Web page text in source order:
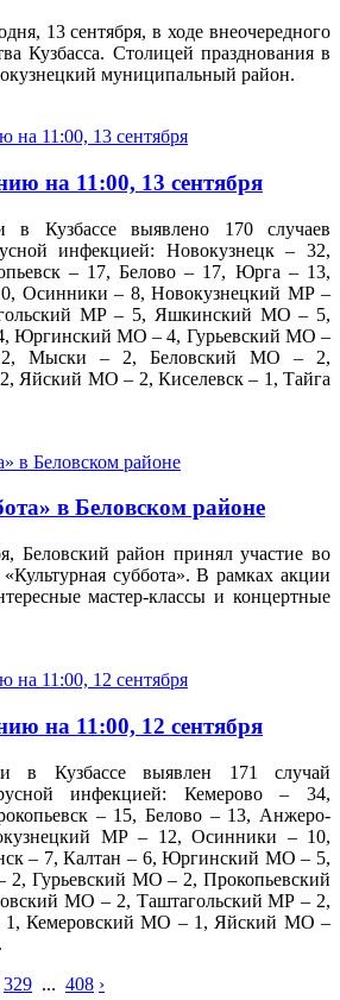
13 сентября, в ходе внеочередного
Кузбасса. Столицей празднования в
муниципальный район.
на 11:00, 13 сентября
в Кузбассе выявлено 170 случаев
инфекцией: Новокузнецк – 32,
– 17, Белово – 17, Юрга – 13,
Осинники – 8, Новокузнецкий МР –
МР – 5, Яшкинский МО – 5,
Юргинский МО – 4, Гурьевский МО –
2, Мыски – 2, Беловский МО – 2,
Яйский МО – 2, Киселевск – 1, Тайга
в Беловском районе
Беловский район принял участие во
суббота». В рамках акции
мастер-классы и концертные
на 11:00, 12 сентября
в Кузбассе выявлен 171 случай
инфекцией: Кемерово – 34,
– 15, Белово – 13, Анжеро-
МР – 12, Осинники – 10,
– 7, Калтан – 6, Юргинский МО – 5,
2, Гурьевский МО – 2, Прокопьевский
МО – 2, Таштагольский МР – 2,
1, Кемеровский МО – 1, Яйский МО –
329 ... 408 ›